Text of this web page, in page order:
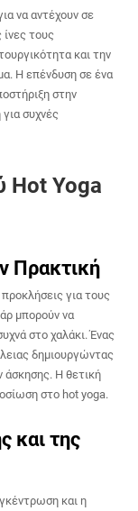
να αντέχουν σε
ίνες τους
και την
Η επένδυση σε ένα
στην
συχνές
Hot Yoga
Πρακτική
για τους
μπορούν να
στο χαλάκι. Ένας
δημιουργώντας
άσκησης. Η θετική
στο hot yoga.
και της
και η